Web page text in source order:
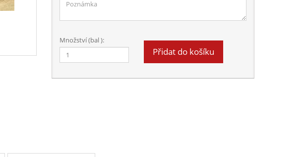
Množství (bal ):
Přidat do košíku